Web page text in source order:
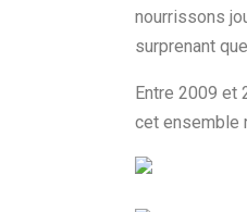
nourrissons
surprenant
Entre 2009 et
cet ensemble